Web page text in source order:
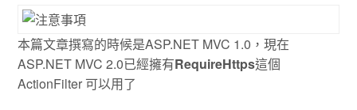
本篇文章撰寫的時候是ASP.NET MVC 1.0，現在
ASP.NET MVC 2.0已經擁有RequireHttps這個
ActionFilter 可以用了